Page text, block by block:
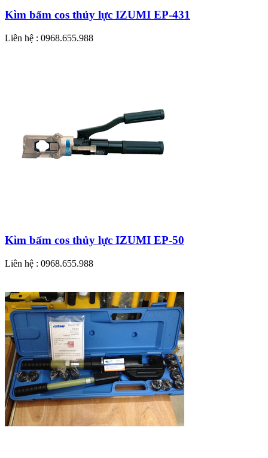
Kìm bấm cos thủy lực IZUMI EP-431
Liên hệ : 0968.655.988
Kìm bấm cos thủy lực IZUMI EP-50
Liên hệ : 0968.655.988